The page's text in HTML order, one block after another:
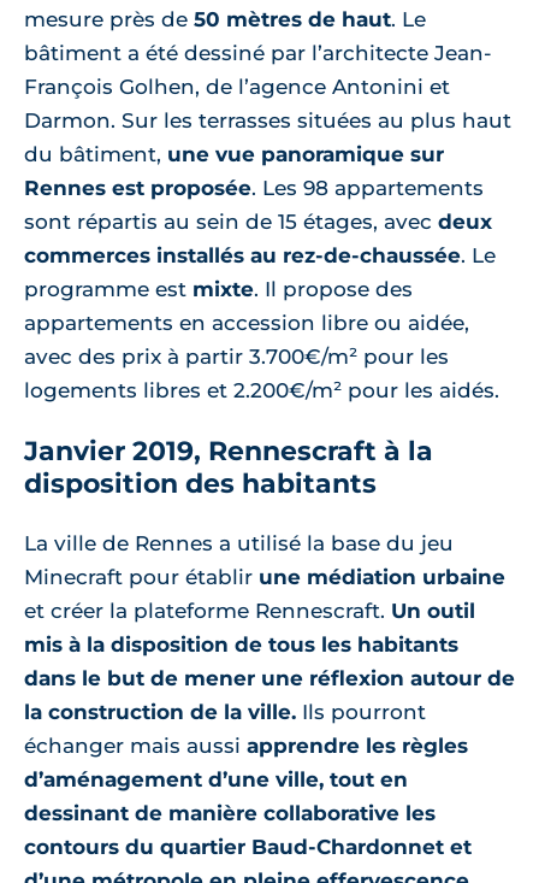
mesure près de 50 mètres de haut. Le
bâtiment a été dessiné par l’architecte Jean-
François Golhen, de l’agence Antonini et
Darmon. Sur les terrasses situées au plus haut
du bâtiment, une vue panoramique sur
Rennes est proposée. Les 98 appartements
sont répartis au sein de 15 étages, avec deux
commerces installés au rez-de-chaussée. Le
programme est mixte. Il propose des
appartements en accession libre ou aidée,
avec des prix à partir 3.700€/m² pour les
logements libres et 2.200€/m² pour les aidés.
Janvier 2019, Rennescraft à la
disposition des habitants
La ville de Rennes a utilisé la base du jeu
Minecraft pour établir une médiation urbaine
et créer la plateforme Rennescraft. Un outil
mis à la disposition de tous les habitants
dans le but de mener une réflexion autour de
la construction de la ville. Ils pourront
échanger mais aussi apprendre les règles
d’aménagement d’une ville, tout en
dessinant de manière collaborative les
contours du quartier Baud-Chardonnet et